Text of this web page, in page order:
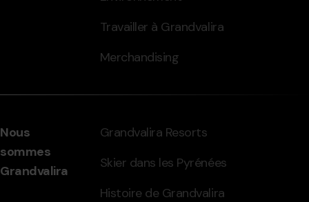
Travailler à Grandvalira
Merchandising
Nous
sommes
Grandvalira
Grandvalira Resorts
Skier dans les Pyrénées
Histoire de Grandvalira